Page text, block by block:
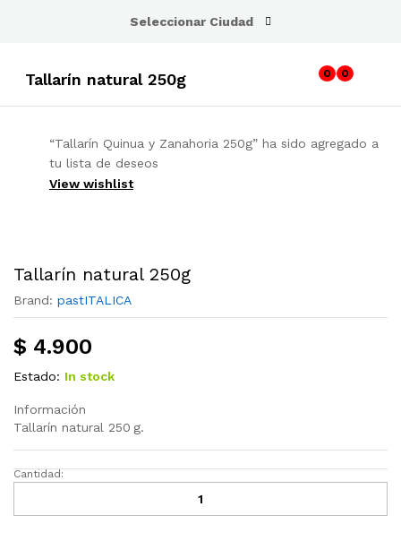
Seleccionar Ciudad
Tallarín natural 250g 0 0
View wishlist
“Tallarín Quinua y Zanahoria 250g” ha sido agregado a
tu lista de deseos
Tallarín natural 250g
Brand: pastITALICA
$ 4.900
Estado: In stock
Información
Tallarín natural 250 g.
T
l
Cantidad: